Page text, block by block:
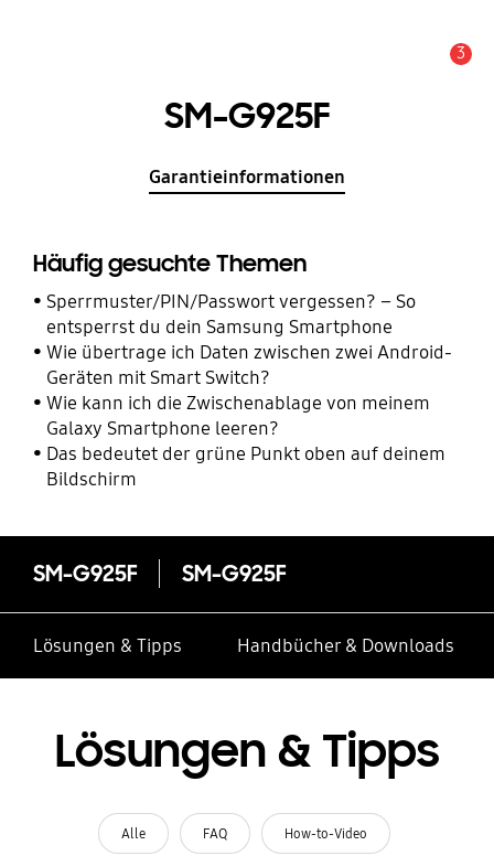
3
SM-G925F
Garantieinformationen
Häufig gesuchte Themen
Sperrmuster/PIN/Passwort vergessen? – So
entsperrst du dein Samsung Smartphone
Wie übertrage ich Daten zwischen zwei Android-
Geräten mit Smart Switch?
Wie kann ich die Zwischenablage von meinem
Galaxy Smartphone leeren?
Das bedeutet der grüne Punkt oben auf deinem
Bildschirm
SM-G925F SM-G925F
Lösungen & Tipps Handbücher & Downloads
Lösungen & Tipps
Alle FAQ How-to-Video